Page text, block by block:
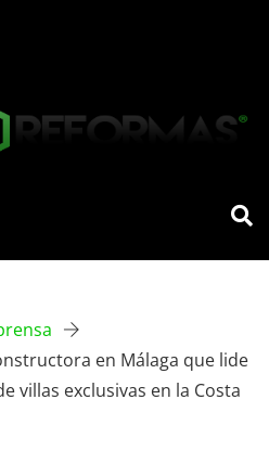
en Málaga que lide
villas exclusivas en la Costa